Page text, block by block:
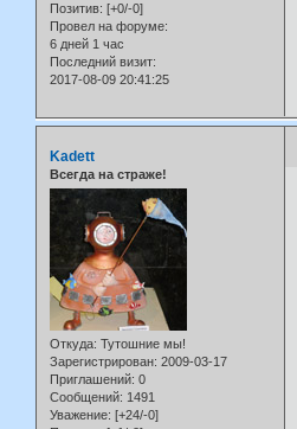
Позитив: [+0/-0]
Провел на форуме:
6 дней 1 час
Последний визит:
2017-08-09 20:41:25
Kadett
Всегда на страже!
Откуда: Тутошние мы!
Зарегистрирован: 2009-03-17
Приглашений: 0
Сообщений: 1491
Уважение: [+24/-0]